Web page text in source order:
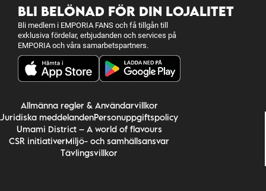
BLI BELÖNAD FÖR DIN LOJALITET
Bli medlem i EMPORIA FANS och få tillgån till
exklusiva fördelar, erbjudanden och services på
EMPORIA och våra samarbetspartners.
Allmänna regler & Användarvillkor
Juridiska meddelandenPersonuppgiftspolicy
Umami District – A world of flavours
CSR initiativerMiljö- och samhällsansvar
Tävlingsvillkor